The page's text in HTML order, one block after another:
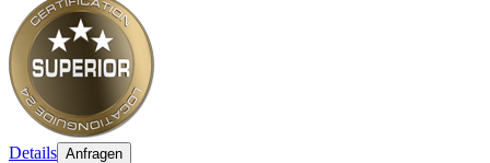
Details Anfragen